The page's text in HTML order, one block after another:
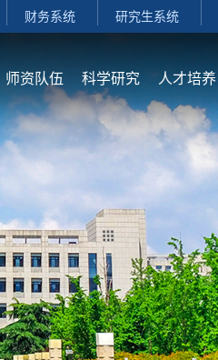
财务系统 研究生系统
师资队伍 科学研究 人才培养